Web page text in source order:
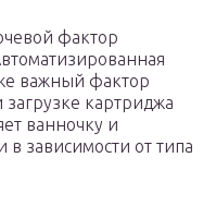
фактор
важный фактор
картриджа
ванночку и
в зависимости от типа